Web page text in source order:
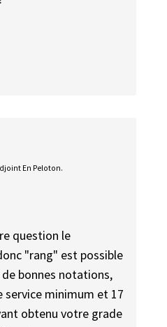
En Peloton.
question le
"rang" est possible
bonnes notations,
service minimum et 17
obtenu votre grade